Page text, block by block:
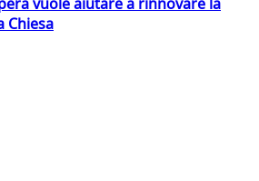
vuole aiutare a rinnovare la
Chiesa